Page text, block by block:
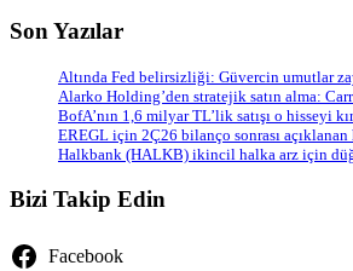
Son Yazılar
Altında Fed belirsizliği: Güvercin umutlar
Alarko Holding’den stratejik satın alma:
BofA’nın 1,6 milyar TL’lik satışı o hisseyi
EREGL için 2Ç26 bilanço sonrası
Halkbank (HALKB) ikincil halka arz için
Bizi Takip Edin
Facebook